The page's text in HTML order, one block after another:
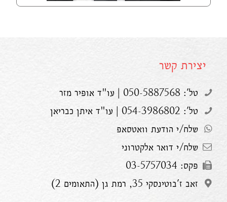
יצירת קשר
טל': 050-5887568 | עו"ד אופיר מזר
טל': 054-3986802 | עו"ד איתן כבריאן
שלח/י הודעת וואטסאפ
שלח/י דואר אלקטרוני
פקס: 03-5757034
זאב ז'בוטינסקי 35, רמת גן (התאומים 2)